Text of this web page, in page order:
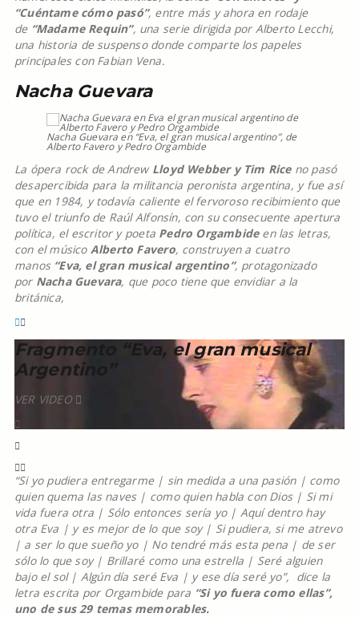
“Cuéntame cómo pasó”, entre más y ahora en rodaje
de “Madame Requin”, una serie dirigida por Alberto Lecchi,
una historia de suspenso donde comparte los papeles
principales con Fabian Vena.
Nacha Guevara
Nacha Guevara en “Eva, el gran musical argentino”, de
Alberto Favero y Pedro Orgambide
La ópera rock de Andrew Lloyd Webber y Tim Riceno pasó
desapercibida para la militancia peronista argentina, y fue así
que en 1984, y todavía caliente el fervoroso recibimiento que
tuvo el triunfo de Raúl Alfonsín, con su consecuente apertura
política, el escritor y poeta Pedro Orgambideen las letras,
con el músico Alberto Favero, construyen a cuatro
manos “Eva, el gran musical argentino”, protagonizado
por Nacha Guevara, que poco tiene que envidiar a la
británica,
Fragmento “Eva, el gran musical
Argentino”
VER VIDEO
“Si yo pudiera entregarme | sin medida a una pasión | como
quien quema las naves | como quien habla con Dios | Si mi
vida fuera otra | Sólo entonces sería yo | Aquí dentro hay
otra Eva | y es mejor de lo que soy | Si pudiera, si me atrevo
| a ser lo que sueño yo | No tendré más esta pena | de ser
sólo lo que soy | Brillaré como una estrella | Seré alguien
bajo el sol | Algún día seré Eva | y ese día seré yo”, dice la
letra escrita por Orgambide para “Si yo fuera como ellas”,
uno de sus 29 temas memorables.